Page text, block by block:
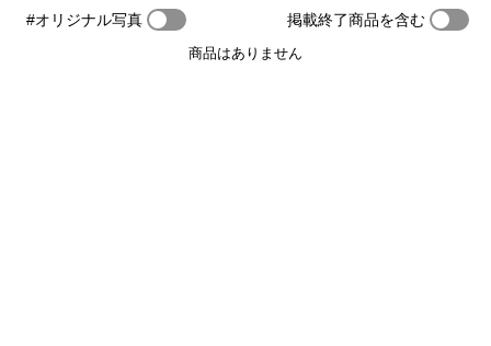
#オリジナル写真 掲載終了商品を含む
商品はありません